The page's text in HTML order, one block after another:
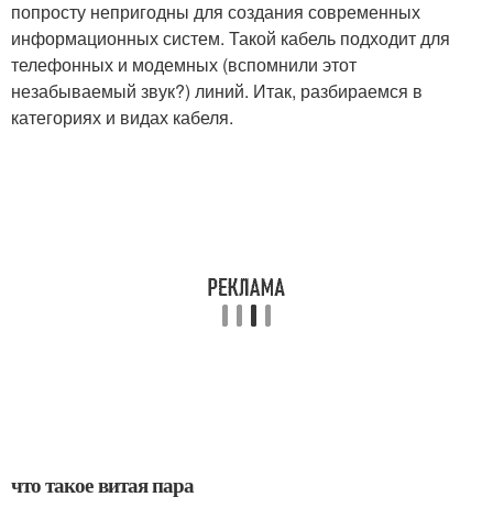
попросту непригодны для создания современных
информационных систем. Такой кабель подходит для
телефонных и модемных (вспомнили этот
незабываемый звук?) линий. Итак, разбираемся в
категориях и видах кабеля.
что такое витая пара